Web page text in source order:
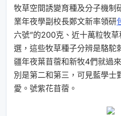
牧草空間誘變育種及分子機制
業年夜學副校長鄭文新率領研
六號”的200克、近十萬粒牧草
選，這些牧草種子分辨是駱駝
疆年夜葉苜蓿和新牧4們就過
別是第二和第三，可見藍學士
愛。號紫花苜蓿。